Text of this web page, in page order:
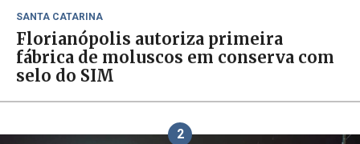
SANTA CATARINA
Florianópolis autoriza primeira
fábrica de moluscos em conserva com
selo do SIM
2